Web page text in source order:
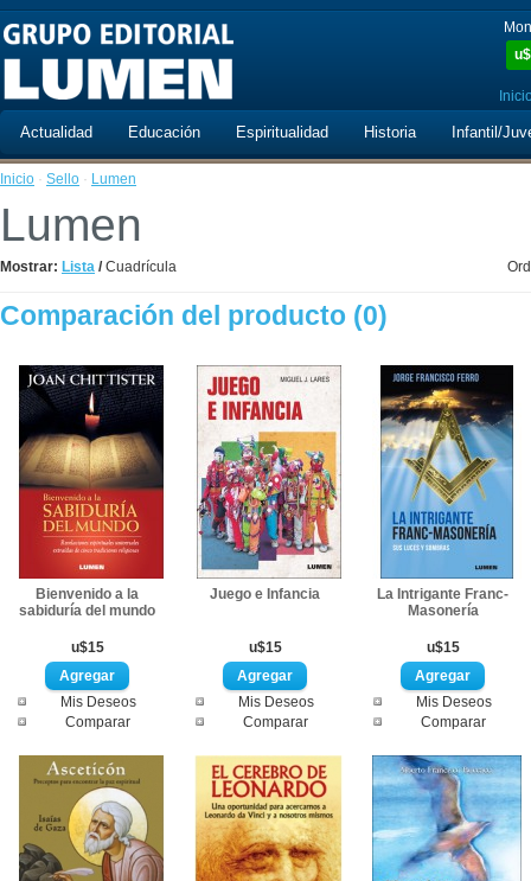
u$
Actualidad Educación Espiritualidad Historia Infantil/
Inicio · Sello · Lumen
Lumen
Mostrar: Lista /Cuadrícula
Comparación del producto (0)
Bienvenido a la
sabiduría del mundo
u$15
Mis Deseos
Comparar
Juego e Infancia
u$15
Mis Deseos
Comparar
La Intrigante Franc-
Masonería
u$15
Mis Deseos
Comparar